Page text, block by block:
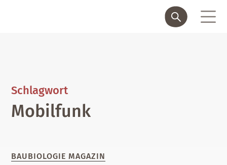
Schlagwort
Mobilfunk
BAUBIOLOGIE MAGAZIN